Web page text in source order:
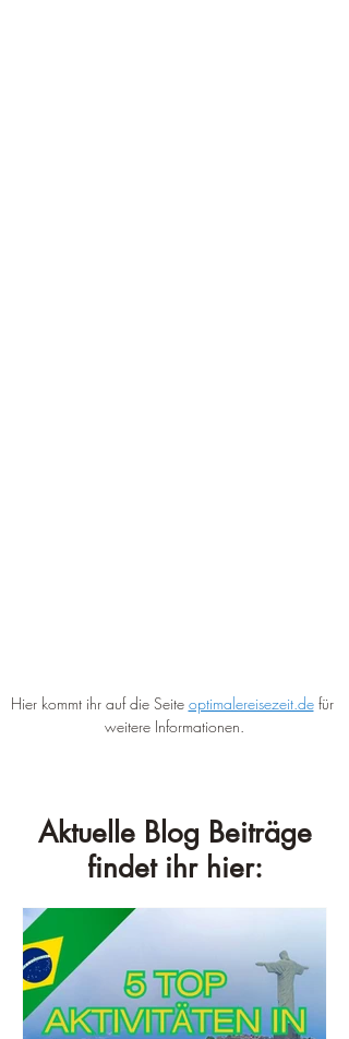
Hier kommt ihr auf die Seite optimalereisezeit.de für
weitere Informationen.
Aktuelle Blog Beiträge
findet ihr hier: